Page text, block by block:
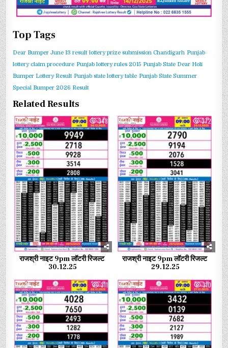
Top Tags
Dear Bumper June 13 result lottery prize submission Chandigarh Punjab
lottery claim procedure Punjab lottery rules 2015 Punjab State Dear Holi
Bumper Lottery Result Punjab state lottery table Punjab State Summer
Special Bumper 2026 Result
Related Results
0 348
राजश्री नाइट 9pm लॉटरी रिजल्ट
30.12.25
0 372
राजश्री नाइट 9pm लॉटरी रिजल्ट
29.12.25
0 311 0 310